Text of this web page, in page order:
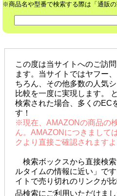
※商品名や型番で検索する際は「通販の
この度は当サイトへのご訪
ます。当サイトではヤフー
ちろん、その他多数の人気
比較を一度に実現します。
検索された場合、多くのEC
す！
※現在、AMAZONの商品の
ん。AMAZONにつきまして
クより直接ご確認されます
検索ボックスから直接検
ルタイムの情報に近い」で
イトで売り切れのリンクが
品検索にご利用いただけま